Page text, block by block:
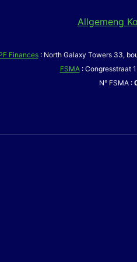
Allgemeng
Finances: North Galaxy Towers 33,
FSMA: Congresstraat
N° FSMA :